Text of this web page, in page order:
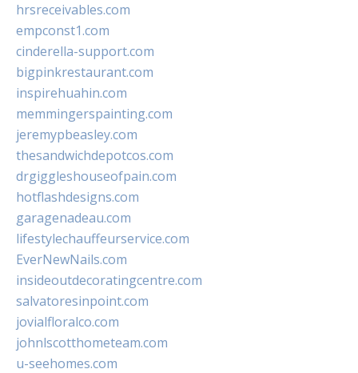
hrsreceivables.com
empconst1.com
cinderella-support.com
bigpinkrestaurant.com
inspirehuahin.com
memmingerspainting.com
jeremypbeasley.com
thesandwichdepotcos.com
drgiggleshouseofpain.com
hotflashdesigns.com
garagenadeau.com
lifestylechauffeurservice.com
EverNewNails.com
insideoutdecoratingcentre.com
salvatoresinpoint.com
jovialfloralco.com
johnlscotthometeam.com
u-seehomes.com